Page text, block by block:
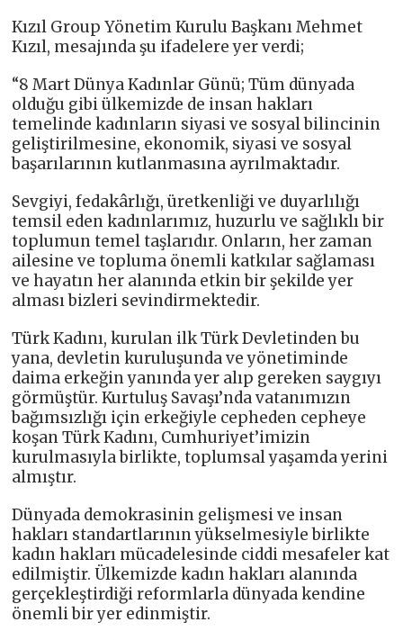
Kızıl Group Yönetim Kurulu Başkanı Mehmet
Kızıl, mesajında şu ifadelere yer verdi;
“8 Mart Dünya Kadınlar Günü; Tüm dünyada
olduğu gibi ülkemizde de insan hakları
temelinde kadınların siyasi ve sosyal bilincinin
geliştirilmesine, ekonomik, siyasi ve sosyal
başarılarının kutlanmasına ayrılmaktadır.
Sevgiyi, fedakârlığı, üretkenliği ve duyarlılığı
temsil eden kadınlarımız, huzurlu ve sağlıklı bir
toplumun temel taşlarıdır. Onların, her zaman
ailesine ve topluma önemli katkılar sağlaması
ve hayatın her alanında etkin bir şekilde yer
alması bizleri sevindirmektedir.
Türk Kadını, kurulan ilk Türk Devletinden bu
yana, devletin kuruluşunda ve yönetiminde
daima erkeğin yanında yer alıp gereken saygıyı
görmüştür. Kurtuluş Savaşı’nda vatanımızın
bağımsızlığı için erkeğiyle cepheden cepheye
koşan Türk Kadını, Cumhuriyet’imizin
kurulmasıyla birlikte, toplumsal yaşamda yerini
almıştır.
Dünyada demokrasinin gelişmesi ve insan
hakları standartlarının yükselmesiyle birlikte
kadın hakları mücadelesinde ciddi mesafeler kat
edilmiştir. Ülkemizde kadın hakları alanında
gerçekleştirdiği reformlarla dünyada kendine
önemli bir yer edinmiştir.